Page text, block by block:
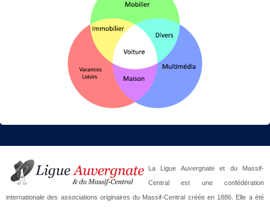
La Ligue Auvergnate et du Massif-
Central est une confédération
internationale des associations originaires du Massif-Central créée en 1886. Elle a été